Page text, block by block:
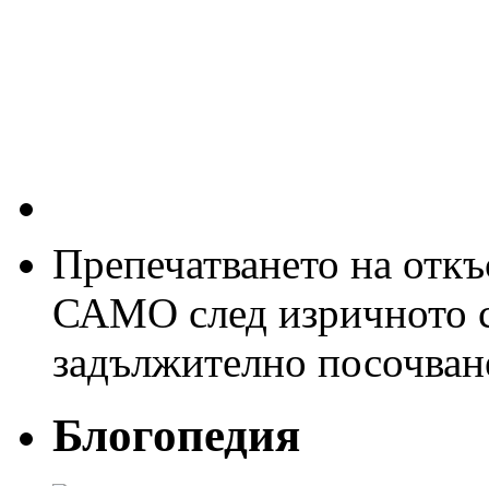
Препечатването на
САМО след изричното
задължително
Блогопедия